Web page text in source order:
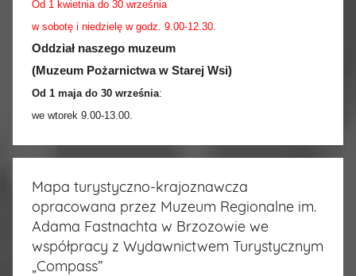
Od 1 kwietnia do 30 września
w sobotę i niedzielę w godz. 9.00-12.30.
Oddział naszego muzeum
(Muzeum Pożarnictwa w Starej Wsi)
Od 1 maja do 30 września:
we wtorek 9.00-13.00.
Mapa turystyczno-krajoznawcza
opracowana przez Muzeum Regionalne im.
Adama Fastnachta w Brzozowie we
współpracy z Wydawnictwem Turystycznym
„Compass”